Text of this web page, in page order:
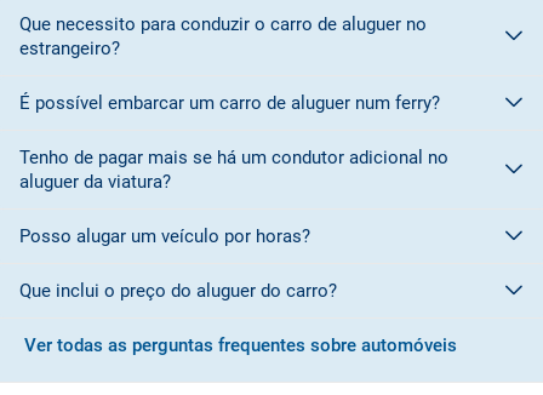
Que necessito para conduzir o carro de aluguer no
estrangeiro?
Para conduzir em países membros daUnião Europeia é
Mas para ospaíses que não sejam membros da União
nos Convénios de Genebra ou Viena, é necessária
para conduzir adaptam-se ao disposto no Convénio
É possível embarcar um carro de aluguer num ferry?
A maioria das empresas de aluguer de automóveis não permite
embarcar os seus veículos num ferry devido a questões
Consulte as condições da empresa de aluguer para obter mais
Tenho de pagar mais se há um condutor adicional no
aluguer da viatura?
Sim. Por cada condutor adicional deverá ser pago um encargo
permita incluir um condutor adicional de forma gratuita.
No caso de haver condutores adicionais, estes também devem
Posso alugar um veículo por horas?
Actualmente operíodo mínimode aluguer é de
cortesia entre 30 e 60 minutos.
Que inclui o preço do aluguer do carro?
Geralmente tanto no processo de reserva como na
confirmação são indicadas as condições da reserve e o que
Ver todas as perguntas frequentes sobre automóveis